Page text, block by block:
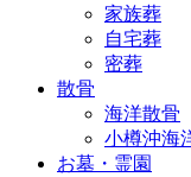
家族葬
自宅葬
密葬
散骨
海洋散骨
小樽沖海
お墓・霊園